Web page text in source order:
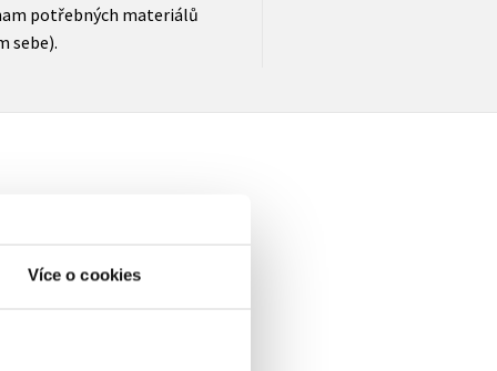
Více o cookies
potřebných materiálů
sebe).